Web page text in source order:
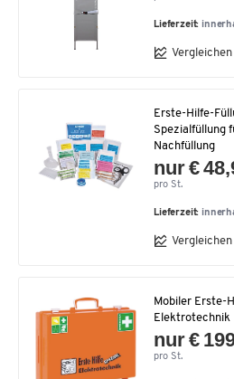
Lieferzeit:
Vergleichen
Erste-Hilfe-
Spezialfüllung
Nachfüllung
nur €
pro St.
Lieferzeit:
Vergleichen
Mobiler Erste-
Elektrotechnik
nur €
pro St.